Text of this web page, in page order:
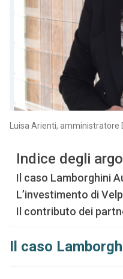
Luisa Arienti, amministratore
Indice degli
Il caso Lamborghini
L’investimento di
Il contributo dei
Il caso